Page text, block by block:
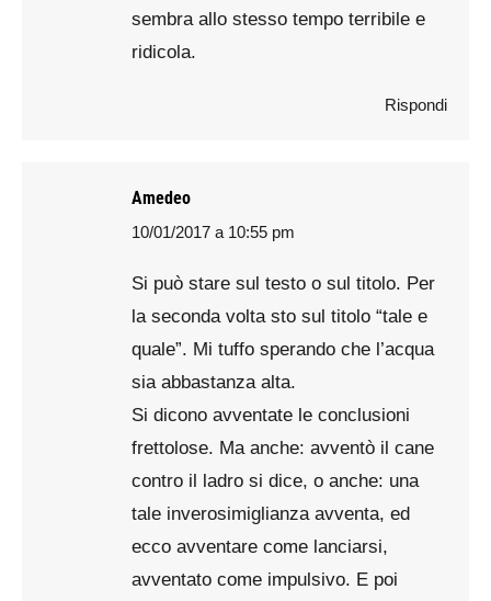
sembra allo stesso tempo terribile e
ridicola.
Rispondi
Amedeo
says:
10/01/2017 a 10:55 pm
Si può stare sul testo o sul titolo. Per
la seconda volta sto sul titolo “tale e
quale”. Mi tuffo sperando che l’acqua
sia abbastanza alta.
Si dicono avventate le conclusioni
frettolose. Ma anche: avventò il cane
contro il ladro si dice, o anche: una
tale inverosimiglianza avventa, ed
ecco avventare come lanciarsi,
avventato come impulsivo. E poi